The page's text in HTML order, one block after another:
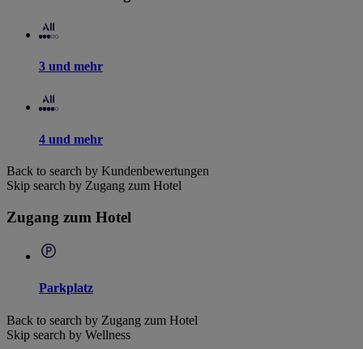
3 und mehr
4 und mehr
Back to search by Kundenbewertungen
Skip search by Zugang zum Hotel
Zugang zum Hotel
Parkplatz
Back to search by Zugang zum Hotel
Skip search by Wellness